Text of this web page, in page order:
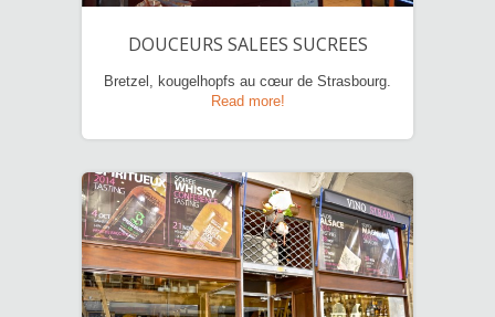
DOUCEURS SALEES SUCREES
Bretzel, kougelhopfs au cœur de Strasbourg.
Read more!